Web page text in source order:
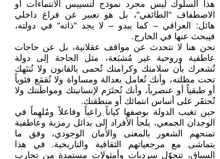
هذا السلوك ليس مجرد نموذج لتسييس الانتماءات أو
الاصطفاف "الطائفي"، بل هو تعبير عن فراغ داخلي
هائل: العراقي – كما يبدو – لا يجد "ذاته" في دولته،
فيبحث عنها في الخارج.
نحن هنا لا نتحدث عن مواقف عقلانية، بل عن حاجات
عاطفية وروحية غير مُشبَعة، مثل الحاجة إلى دولة
تُشعرك بأن سلامتك وكرامتك تُحمى بالقانون ولا تُنتَهك
تحت مظلته، وأنك تُعامل بعدالة ومساواة ولا تُقمَع فئوياً
أو طبقياً أو عنصرياً، وأنك تُحتَرَم لإنسانيتك ومواطَنتك ولا
تُحتقَر على أساس انتمائك أو منطقتك.
حين تغيب الدولة بوصفها كياناً راعياً وفاعلاً ومُلهِماً في
الوجدان الجمعي، يلجأ الأفراد إلى بدائل رمزية وعاطفية
تمنحهم الشعور بالمعنى والأمان الوجودي، وفق ما
يتماشى مع مرجعياتهم الثقافية والتاريخية. في هذا
السياق، تتحوّل سرديات وأمثولات مستمدة من تجارب